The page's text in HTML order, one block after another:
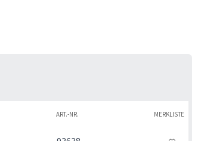
ART.-NR. MERKLISTE